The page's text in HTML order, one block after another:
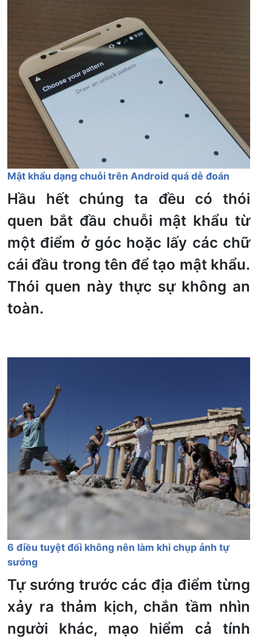
Mật khẩu dạng chuỗi trên Android quá dễ đoán
Hầu hết chúng ta đều có thói
quen bắt đầu chuỗi mật khẩu từ
một điểm ở góc hoặc lấy các chữ
cái đầu trong tên để tạo mật khẩu.
Thói quen này thực sự không an
toàn.
6 điều tuyệt đối không nên làm khi chụp ảnh tự
sướng
Tự sướng trước các địa điểm từng
xảy ra thảm kịch, chắn tầm nhìn
người khác, mạo hiểm cả tính